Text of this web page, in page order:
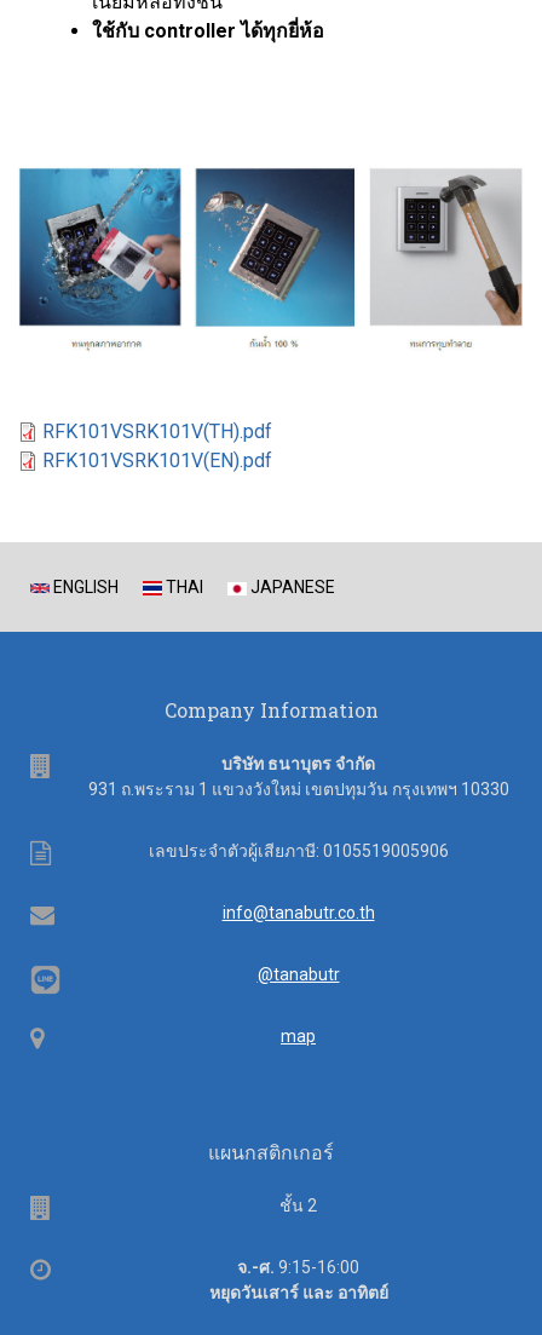
ใช้กับ controller ได้ทุกยี่ห้อ
RFK101VSRK101V(TH).pdf
RFK101VSRK101V(EN).pdf
ENGLISH THAI JAPANESE
Company Information
บริษัท ธนาบุตร จำกัด
931 ถ.พระราม 1 แขวงวังใหม่ เขตปทุมวัน กรุงเทพฯ 10330
Tax
เลขประจำตัวผู้เสียภาษี: 0105519005906
Email info@tanabutr.co.th
@tanabutr
Map map
แผนกสติกเกอร์
ชั้น 2
Office
จ.-ศ. 9:15-16:00
หยุดวันเสาร์ และ อาทิตย์